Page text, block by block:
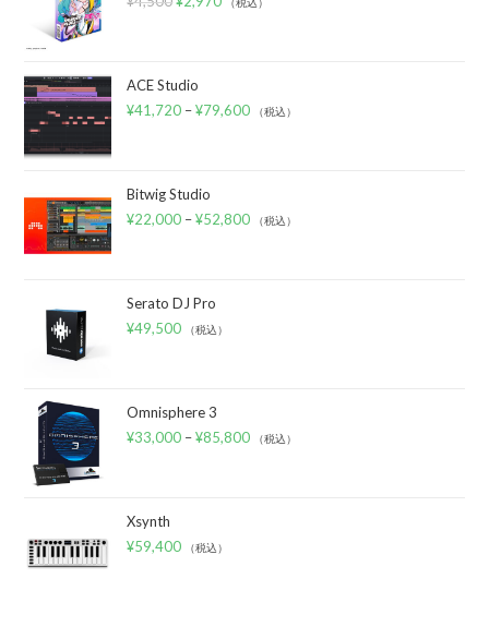
ACE Studio
¥41,720 –¥79,600 （税込）
Bitwig Studio
¥22,000 –¥52,800 （税込）
Serato DJ Pro
¥49,500 （税込）
Omnisphere 3
¥33,000 –¥85,800 （税込）
Xsynth
¥59,400 （税込）